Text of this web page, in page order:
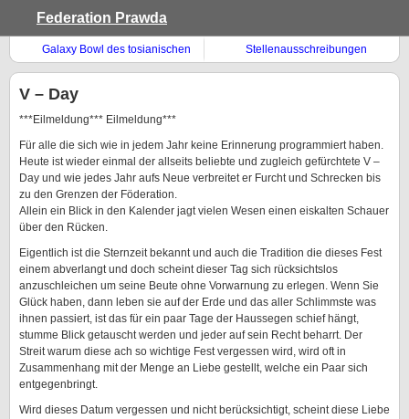
Federation Prawda
Galaxy Bowl des tosianischen
Energyball
Stellenausschreibungen
V – Day
***Eilmeldung*** Eilmeldung***
Für alle die sich wie in jedem Jahr keine Erinnerung programmiert haben.
Heute ist wieder einmal der allseits beliebte und zugleich gefürchtete V –
Day und wie jedes Jahr aufs Neue verbreitet er Furcht und Schrecken bis
zu den Grenzen der Föderation.
Allein ein Blick in den Kalender jagt vielen Wesen einen eiskalten Schauer
über den Rücken.
Eigentlich ist die Sternzeit bekannt und auch die Tradition die dieses Fest
einem abverlangt und doch scheint dieser Tag sich rücksichtslos
anzuschleichen um seine Beute ohne Vorwarnung zu erlegen. Wenn Sie
Glück haben, dann leben sie auf der Erde und das aller Schlimmste was
ihnen passiert, ist das für ein paar Tage der Haussegen schief hängt,
stumme Blick getauscht werden und jeder auf sein Recht beharrt. Der
Streit warum diese ach so wichtige Fest vergessen wird, wird oft in
Zusammenhang mit der Menge an Liebe gestellt, welche ein Paar sich
entgegenbringt.
Wird dieses Datum vergessen und nicht berücksichtigt, scheint diese Liebe